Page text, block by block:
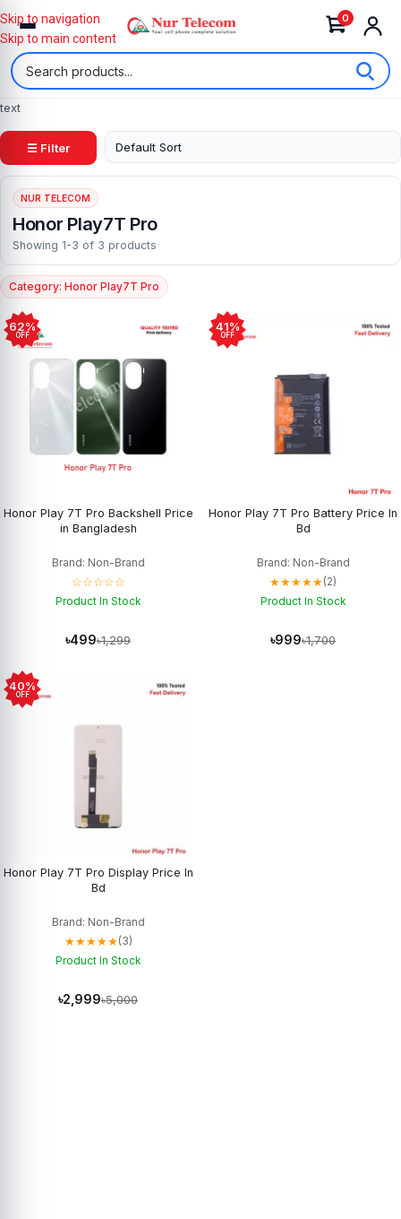
0
Skip to navigation
Skip to main content
text
☰ Filter
NUR TELECOM
Honor Play7T Pro
Showing 1-3 of 3 products
Category: Honor Play7T Pro
62%
OFF
Honor Play 7T Pro Backshell Price
in Bangladesh
Brand: Non-Brand
☆☆☆☆☆
Product In Stock
৳499৳1,299
41%
OFF
Honor Play 7T Pro Battery Price In
Bd
Brand: Non-Brand
★★★★★(2)
Product In Stock
৳999৳1,700
40%
OFF
Honor Play 7T Pro Display Price In
Bd
Brand: Non-Brand
★★★★★(3)
Product In Stock
৳2,999৳5,000